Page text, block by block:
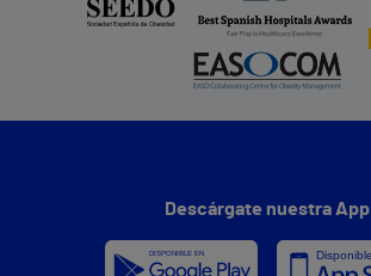
Descárgate nuestra App